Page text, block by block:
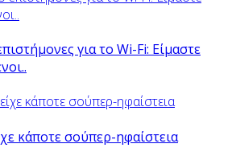
για το Wi-Fi: Είμαστε
κάποτε σούπερ-ηφαίστεια